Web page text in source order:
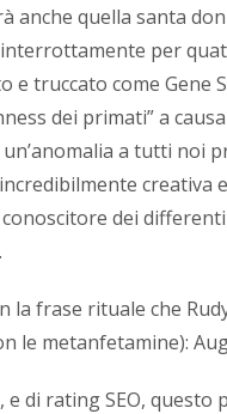
anche quella santa
per
e truccato come Gene
dei primati” a
a tutti noi
creativa
dei
la frase rituale che
le metanfetamine):
di rating SEO, questo